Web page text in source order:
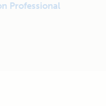
Professional